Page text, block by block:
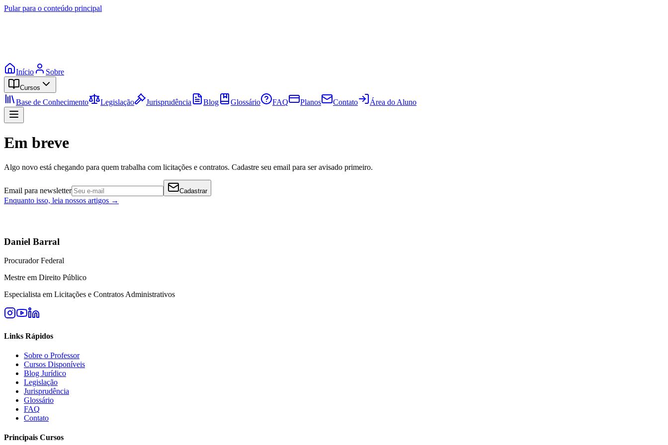
Pular para o conteúdo principal
Início Sobre
Cursos
Base de Conhecimento Legislação Jurisprudência Blog Glossário FAQ Planos Contato Área do Aluno
Em breve
Algo novo está chegando para quem trabalha com licitações e contratos. Cadastre seu email para ser avisado primeiro.
Email para newsletter Cadastrar
Enquanto isso, leia nossos artigos →
Daniel Barral
Procurador Federal
Mestre em Direito Público
Especialista em Licitações e Contratos Administrativos
Links Rápidos
Sobre o Professor
Cursos Disponíveis
Blog Jurídico
Legislação
Jurisprudência
Glossário
FAQ
Contato
Principais Cursos